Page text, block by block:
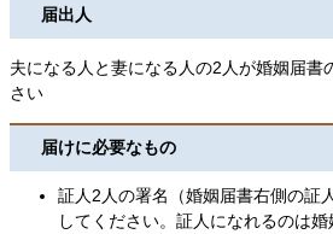
届出人
夫になる人と妻になる人の2人が婚姻届書
さい
届けに必要なもの
証人2人の署名（婚姻届書右側の証
してください。証人になれるのは婚